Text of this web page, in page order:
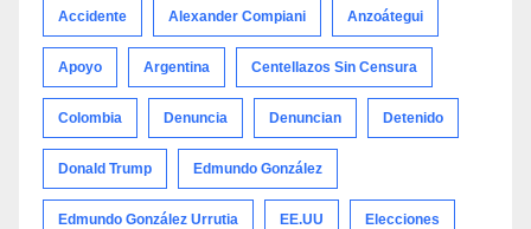
Accidente Alexander Compiani Anzoátegui
Apoyo Argentina Centellazos Sin Censura
Colombia Denuncia Denuncian Detenido
Donald Trump Edmundo González
Edmundo González Urrutia EE.UU Elecciones